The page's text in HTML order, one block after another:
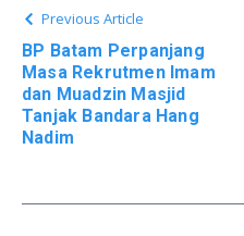
Previous Article
BP Batam Perpanjang
Masa Rekrutmen Imam
dan Muadzin Masjid
Tanjak Bandara Hang
Nadim